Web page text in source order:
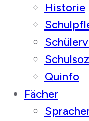
Historie
Quinfo
Fächer